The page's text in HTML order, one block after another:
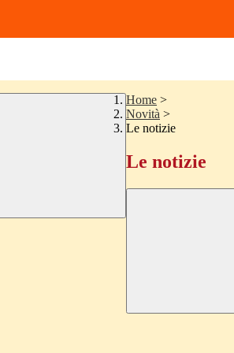
Home >
Novità >
Le notizie
Le notizie